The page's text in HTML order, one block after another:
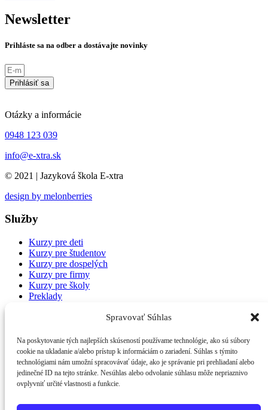
Spravovať Súhlas
Na poskytovanie tých najlepších skúseností používame technológie, ako sú súbory
cookie na ukladanie a/alebo prístup k informáciám o zariadení. Súhlas s týmito
technológiami nám umožní spracovávať údaje, ako je správanie pri prehliadaní alebo
jedinečné ID na tejto stránke. Nesúhlas alebo odvolanie súhlasu môže nepriaznivo
ovplyvniť určité vlastnosti a funkcie.
Newsletter
Prihláste sa na odber a dostávajte novinky
Prihlásiť sa
Otázky a informácie
0948 123 039
info@e-xtra.sk
© 2021 | Jazyková škola E-xtra
design by melonberries
Služby
Kurzy pre deti
Kurzy pre študentov
Kurzy pre dospelých
Kurzy pre firmy
Kurzy pre školy
Preklady
Jazyková škola
Ponuka práce
Projekty
Občianské združenie
Obchodné podmienky